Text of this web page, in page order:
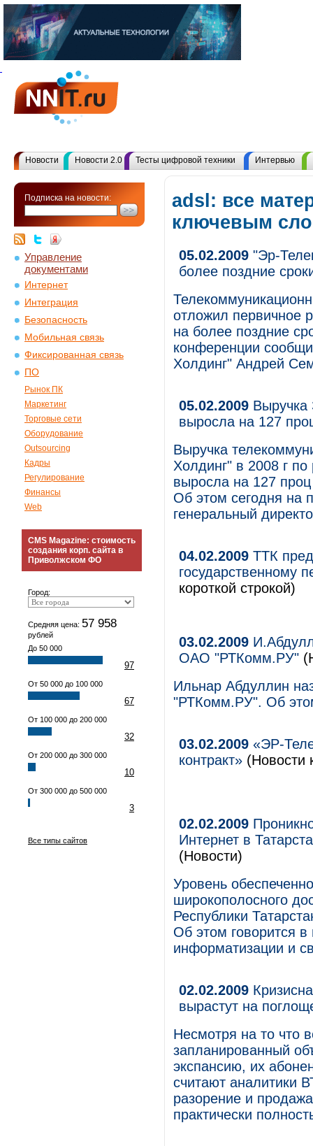
Новости Новости 2.0 Тесты цифровой техники Интервью
Подписка на новости:
Управление
документами
Интернет
Интеграция
Безопасность
Мобильная связь
Фиксированная связь
ПО
Рынок ПК
Маркетинг
Торговые сети
Оборудование
Outsourcing
Кадры
Регулирование
Финансы
Web
CMS Magazine: стоимость
создания корп. сайта в
Приволжском ФО
Город:
Средняя цена: 57 958
рублей
До 50 000
97
От 50 000 до 100 000
67
От 100 000 до 200 000
32
От 200 000 до 300 000
10
От 300 000 до 500 000
3
Все типы сайтов
adsl: все
ключевым
05.02.2009 "Эр-
более поздние
отложил первичное
на более поздние
конференции
Холдинг" Андрей
05.02.2009 Выручка
выросла на 127
Выручка
Холдинг" в 2008 г по
выросла на 127
Об этом сегодня на
генеральный
04.02.2009 ТТК
государственному
короткой строкой)
03.02.2009
ОАО "РТКомм.РУ"
Ильнар Абдуллин
"РТКомм.РУ". Об
03.02.2009 «ЭР-
контракт» (Новости
02.02.2009
Интернет в
(Новости)
Уровень
широкополосного
Республики
Об этом говорится
информатизации и
02.02.2009
вырастут на
Несмотря на то что
запланированный
экспансию, их
считают аналитики
разорение и
практически